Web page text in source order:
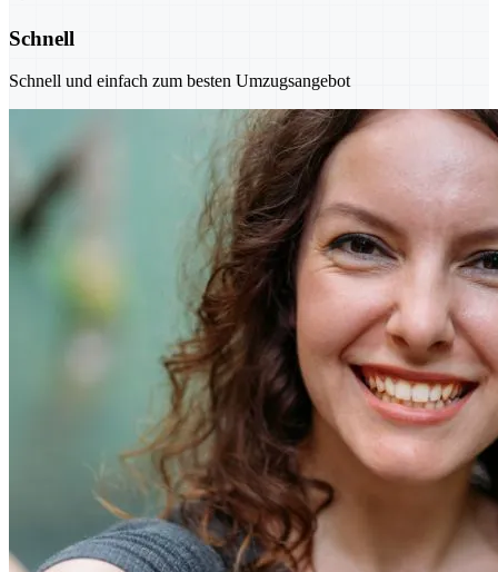
Schnell
Schnell und einfach zum besten Umzugsangebot